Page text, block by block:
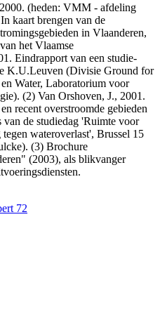
(heden: VMM - afdeling
kaart brengen van de
in Vlaanderen,
het Vlaamse
Eindrapport van een studie-
K.U.Leuven (Divisie Ground for
Water, Laboratorium voor
(2) Van Orshoven, J., 2001.
recent overstroomde gebieden
de studiedag 'Ruimte voor
wateroverlast', Brussel 15
(3) Brochure
(2003), als blikvanger
72